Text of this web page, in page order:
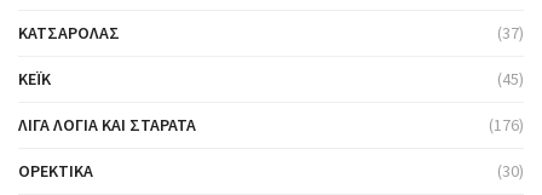
ΚΑΤΣΑΡΌΛΑΣ (37)
ΚΈΙΚ (45)
ΛΊΓΑ ΛΌΓΙΑ ΚΑΙ ΣΤΑΡΆΤΑ (176)
ΟΡΕΚΤΙΚΆ (30)